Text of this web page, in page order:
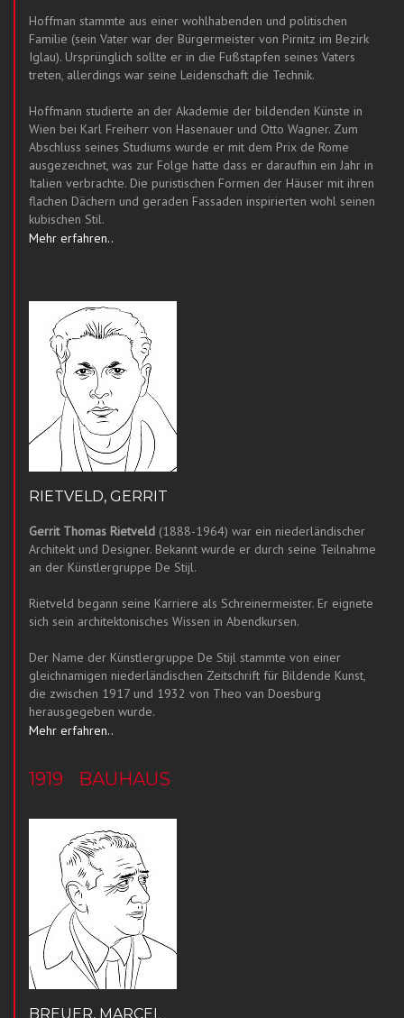
Hoffman stammte aus einer wohlhabenden und politischen
Familie (sein Vater war der Bürgermeister von Pirnitz im Bezirk
Iglau). Ursprünglich sollte er in die Fußstapfen seines Vaters
treten, allerdings war seine Leidenschaft die Technik.
Hoffmann studierte an der Akademie der bildenden Künste in
Wien bei Karl Freiherr von Hasenauer und Otto Wagner. Zum
Abschluss seines Studiums wurde er mit dem Prix de Rome
ausgezeichnet, was zur Folge hatte dass er daraufhin ein Jahr in
Italien verbrachte. Die puristischen Formen der Häuser mit ihren
flachen Dächern und geraden Fassaden inspirierten wohl seinen
kubischen Stil.
Mehr erfahren..
RIETVELD, GERRIT
Gerrit Thomas Rietveld (1888-1964) war ein niederländischer
Architekt und Designer. Bekannt wurde er durch seine Teilnahme
an der Künstlergruppe De Stijl.
Rietveld begann seine Karriere als Schreinermeister. Er eignete
sich sein architektonisches Wissen in Abendkursen.
Der Name der Künstlergruppe De Stijl stammte von einer
gleichnamigen niederländischen Zeitschrift für Bildende Kunst,
die zwischen 1917 und 1932 von Theo van Doesburg
herausgegeben wurde.
Mehr erfahren..
1919 BAUHAUS
BREUER, MARCEL